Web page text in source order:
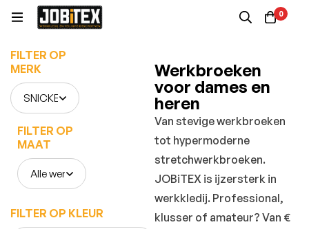
0
FILTER OP
MERK
FILTER OP
MAAT
FILTER OP KLEUR
Werkbroeken
voor dames en
heren
Van stevige werkbroeken
tot hypermoderne
stretchwerkbroeken.
JOBiTEX is ijzersterk in
werkkledij. Professional,
klusser of amateur? Van €